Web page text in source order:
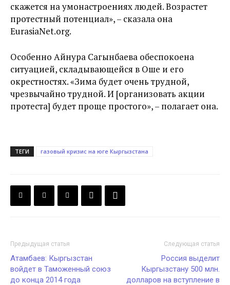
скажется на умонастроениях людей. Возрастет
протестный потенциал», – сказала она
EurasiaNet.org.
Особенно Айнура Сагынбаева обеспокоена
ситуацией, складывающейся в Оше и его
окрестностях. «Зима будет очень трудной,
чрезвычайно трудной. И [организовать акции
протеста] будет проще простого», – полагает она.
ТЕГИ газовый кризис на юге Кыргызстана
Предыдущая статья
Атамбаев: Кыргызстан
войдет в Таможенный союз
до конца 2014 года
Следующая статья
Россия выделит
Кыргызстану 500 млн.
долларов на вступление в